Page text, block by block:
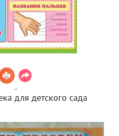
для детского сада